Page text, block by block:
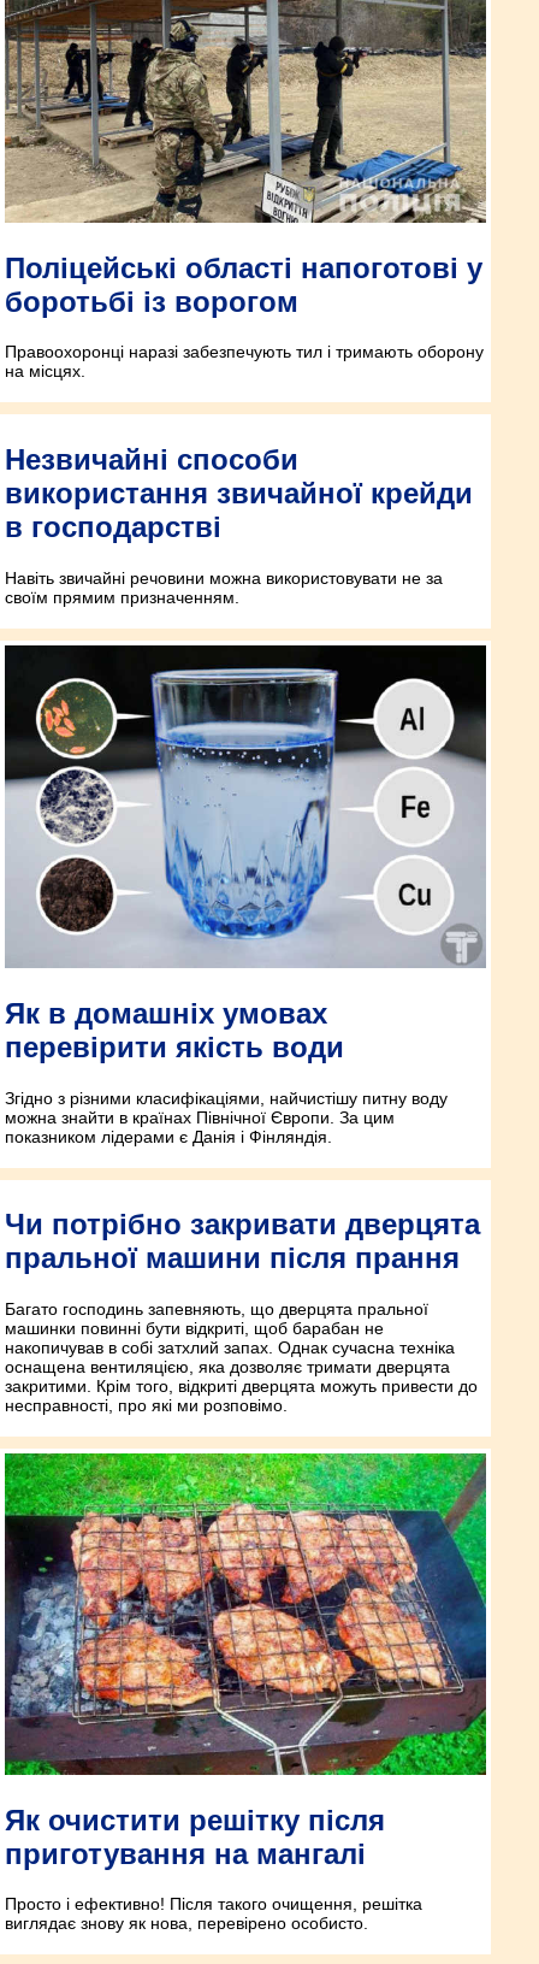
Поліцейські області напоготові у
боротьбі із ворогом
Правоохоронці наразі забезпечують тил і тримають оборону
на місцях.
Незвичайні способи
використання звичайної крейди
в господарстві
Навіть звичайні речовини можна використовувати не за
своїм прямим призначенням.
Як в домашніх умовах
перевірити якість води
Згідно з різними класифікаціями, найчистішу питну воду
можна знайти в країнах Північної Європи. За цим
показником лідерами є Данія і Фінляндія.
Чи потрібно закривати дверцята
пральної машини після прання
Багато господинь запевняють, що дверцята пральної
машинки повинні бути відкриті, щоб барабан не
накопичував в собі затхлий запах. Однак сучасна техніка
оснащена вентиляцією, яка дозволяє тримати дверцята
закритими. Крім того, відкриті дверцята можуть привести до
несправності, про які ми розповімо.
Як очистити решітку після
приготування на мангалі
Просто і ефективно! Після такого очищення, решітка
виглядає знову як нова, перевірено особисто.